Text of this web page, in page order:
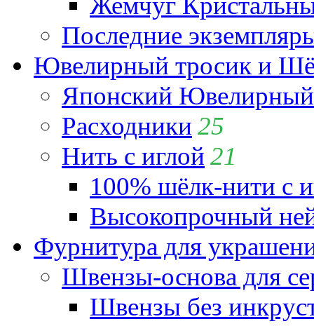
Последние
Ювелирный тросик и
Японский
Расходники 25
Нить с иглой 21
100% шёлк-нити с
Высокопрочный
Фурнитура для
Швензы-основа для
Швензы без